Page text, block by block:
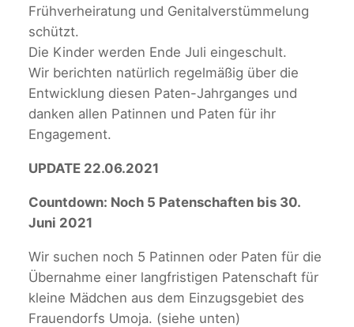
Frühverheiratung und Genitalverstümmelung
schützt.
Die Kinder werden Ende Juli eingeschult.
Wir berichten natürlich regelmäßig über die
Entwicklung diesen Paten-Jahrganges und
danken allen Patinnen und Paten für ihr
Engagement.
UPDATE 22.06.2021
Countdown: Noch 5 Patenschaften bis 30.
Juni 2021
Wir suchen noch 5 Patinnen oder Paten für die
Übernahme einer langfristigen Patenschaft für
kleine Mädchen aus dem Einzugsgebiet des
Frauendorfs Umoja. (siehe unten)